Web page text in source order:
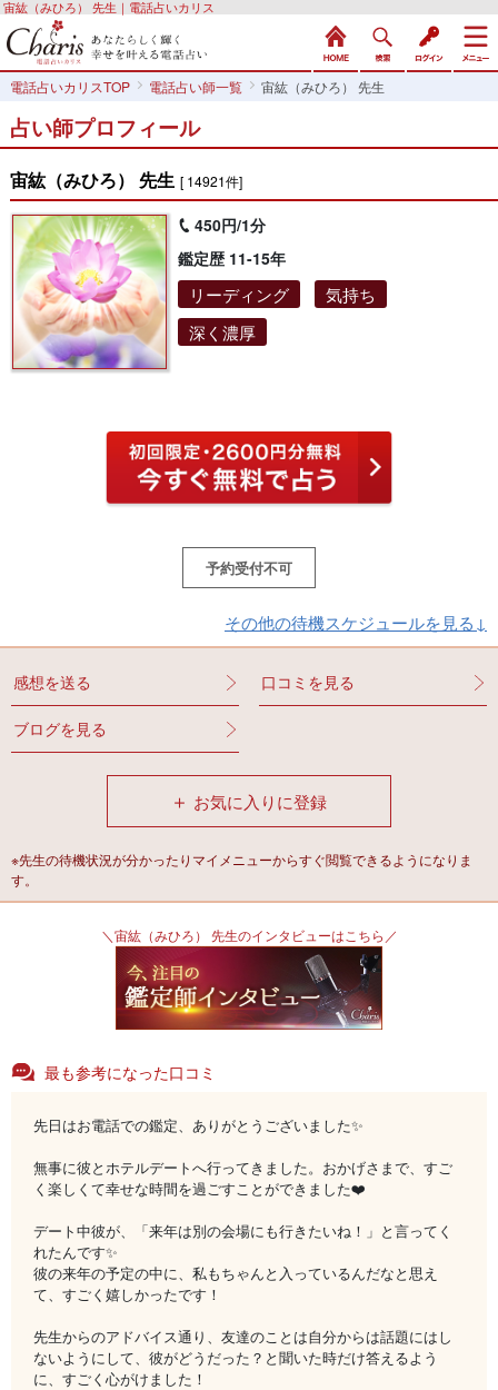
宙紘（みひろ） 先生｜電話占いカリス
電話占いカリスTOP 電話占い師一覧 宙紘（みひろ） 先生
占い師プロフィール
宙紘（みひろ） 先生 [ 14921件]
450円/1分
鑑定歴 11-15年
リーディング
気持ち
深く濃厚
予約受付不可
その他の待機スケジュールを見る↓
感想を送る 口コミを見る
ブログを見る
＋ お気に入りに登録
※先生の待機状況が分かったりマイメニューからすぐ閲覧できるようになりま
す。
＼宙紘（みひろ） 先生のインタビューはこちら／
最も参考になった口コミ
先日はお電話での鑑定、ありがとうございました✨
無事に彼とホテルデートへ行ってきました。おかげさまで、すご
く楽しくて幸せな時間を過ごすことができました❤️
デート中彼が、「来年は別の会場にも行きたいね！」と言ってく
れたんです✨
彼の来年の予定の中に、私もちゃんと入っているんだなと思え
て、すごく嬉しかったです！
先生からのアドバイス通り、友達のことは自分からは話題にはし
ないようにして、彼がどうだった？と聞いた時だけ答えるよう
に、すごく心がけました！